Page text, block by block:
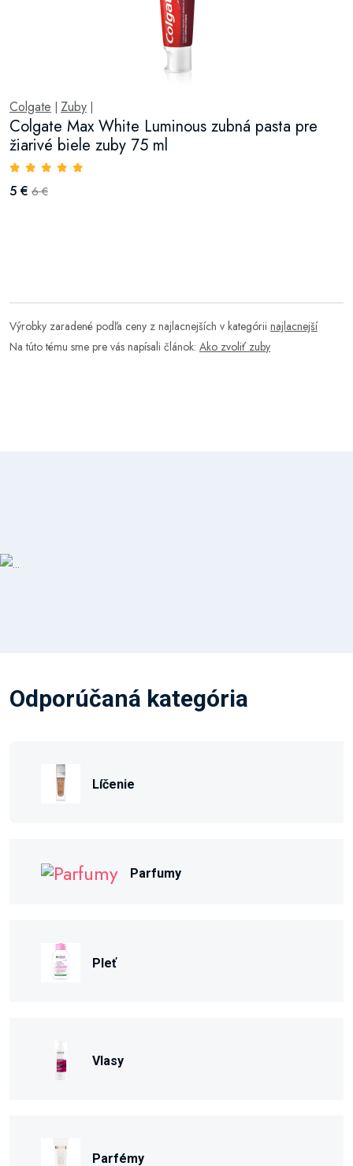
Colgate Zuby
Colgate Max White Luminous zubná pasta pre
žiarivé biele zuby 75 ml
5 € 6 €
Výrobky zaradené podľa ceny z najlacnejších v kategórii najlacnejší
Na túto tému sme pre vás napísali článok: Ako zvoliť zuby
Odporúčaná kategória
Líčenie
Parfumy
Pleť
Vlasy
Parfémy